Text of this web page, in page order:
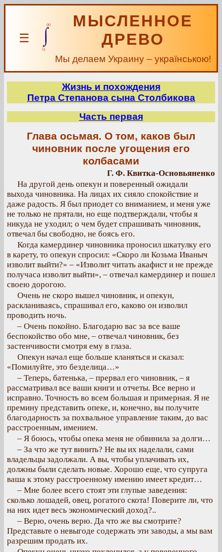
☰
МЫСЛЕННОЕ
ДРЕВО
Мы делаем Украину – українською!
Жизнь и похождения
Петра Степанова сына Столбикова
Часть первая
Глава осьмая. О том, каков был
чиновник после угощения его
колбасами
Г. Ф. Квитка-Основьяненко
На другой день опекун и поверенный ожидали
выхода чиновника. На лицах их сияло спокойствие и
даже радость. Я был приодет со вниманием, и меня уже
не только не прятали, но еще подтверждали, чтобы я
никуда не уходил; о чем будет спрашивать чиновник,
отвечал бы свободно, не боясь его.
Когда камердинер чиновника проносил шкатулку его
в карету, то опекун спросил: «Скоро ли Козьма Иваныч
изволит выйти?» – «Изволит читать акафист и не прежде
получаса изволит выйти», – отвечал камердинер и пошел
своею дорогою.
Очень не скоро вышел чиновник, и опекун,
раскланиваясь, спрашивал его, каково он изволил
проводить ночь.
– Очень покойно. Благодарю вас за все ваше
беспокойство обо мне, – отвечал чиновник, без
застенчивости смотря ему в глаза.
Опекун начал еще больше кланяться и сказал:
«Помилуйте, это безделица…»
– Теперь, батенька, – прервал его чиновник, – я
рассматривал все ваши книги и отчеты. Все верно и
исправно. Точность во всем большая и примерная. Я не
премину представить опеке, и, конечно, вы получите
благодарность за похвальное управление таким, до вас
расстроенным, имением.
– Я боюсь, чтобы опека меня не обвинила за долги…
– За что же тут винить? Не вы их наделали, сами
владельцы задолжали. А вы, чтобы уплачивать их,
должны были сделать новые. Хорошо еще, что супруга
ваша к этому расстроенному имению имеет кредит…
– Мне более всего стоят эти глупые заведения:
сколько лошадей, овец, рогатого скота! Поверите ли, что
на них идет весь экономический доход?..
– Верю, очень верю. Да что же вы смотрите?
Представьте о невыгоде содержать эти заводы, а мы вам
разрешим продать их.